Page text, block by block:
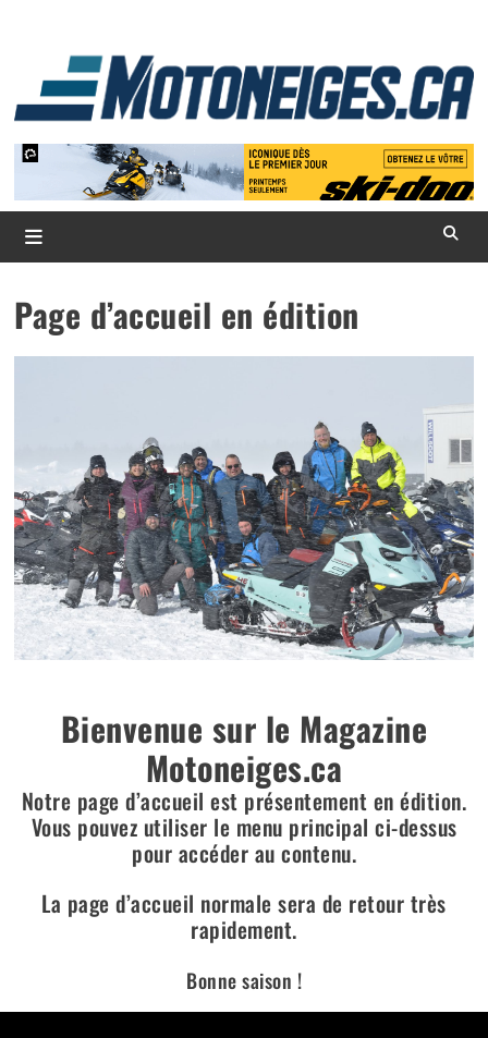
Magazine Motoneiges.ca
Page d’accueil en édition
Bienvenue sur le Magazine
Motoneiges.ca
Notre page d’accueil est présentement en édition.
Vous pouvez utiliser le menu principal ci-dessus
pour accéder au contenu.
La page d’accueil normale sera de retour très
rapidement.
Bonne saison !